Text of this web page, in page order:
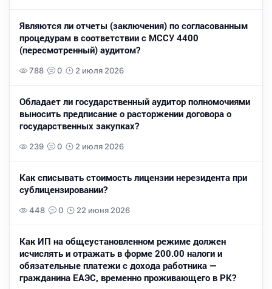
Являются ли отчеты (заключения) по согласованным
процедурам в соответствии с МССУ 4400
(пересмотренный) аудитом?
788 0 2 июля 2026
Обладает ли государственный аудитор полномочиями
выносить предписание о расторжении договора о
государственных закупках?
239 0 2 июля 2026
Как списывать стоимость лицензии нерезидента при
сублицензировании?
448 0 22 июня 2026
Как ИП на общеустановленном режиме должен
исчислять и отражать в форме 200.00 налоги и
обязательные платежи с дохода работника —
гражданина ЕАЭС, временно проживающего в РК?